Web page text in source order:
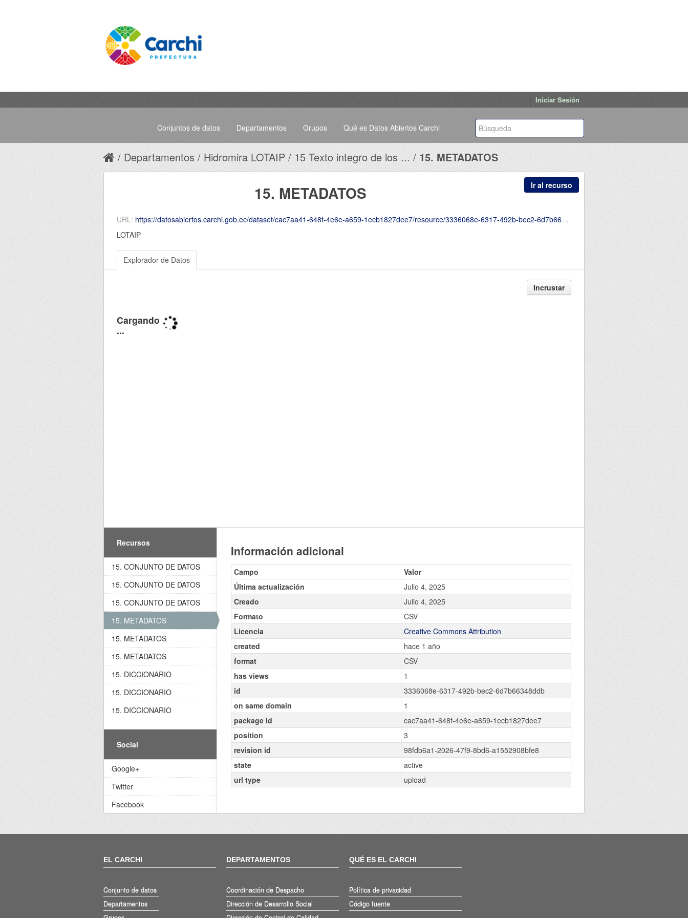
Iniciar Sesión
Conjuntos de datos Departamentos Grupos Qué es Datos Abiertos Carchi
Departamentos Hidromira LOTAIP 15 Texto integro de los ... 15. METADATOS
Ir al recurso
15. METADATOS
URL: https://datosabiertos.carchi.gob.ec/dataset/cac7aa41-648f-4e6e-a659-1ecb1827dee7/resource/3336068e-6317-492b-bec2-6d7b66348ddb/download/2025-Mayo-Numeral-15-15metadatos.csv.csv
LOTAIP
Explorador de Datos
Incrustar
Información adicional
Campo
Valor
Última actualización
Julio 4, 2025
Creado
Julio 4, 2025
Formato
CSV
Licencia
Creative Commons Attribution
created
hace 1 año
format
CSV
has views
1
id
3336068e-6317-492b-bec2-6d7b66348ddb
on same domain
1
package id
cac7aa41-648f-4e6e-a659-1ecb1827dee7
position
3
revision id
98fdb6a1-2026-47f9-8bd6-a1552908bfe8
state
active
url type
upload
Recursos
15. CONJUNTO DE DATOS
15. CONJUNTO DE DATOS
15. CONJUNTO DE DATOS
15. METADATOS
15. METADATOS
15. METADATOS
15. DICCIONARIO
15. DICCIONARIO
15. DICCIONARIO
Social
Google+
Twitter
Facebook
EL CARCHI
Conjunto de datos
Departamentos
DEPARTAMENTOS
Coordinación de Despacho
Dirección de Desarrollo Social
QUÉ ES EL CARCHI
Política de privacidad
Código fuente